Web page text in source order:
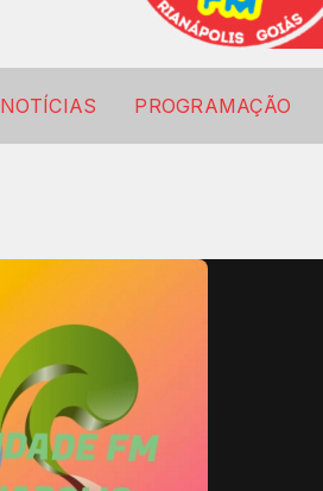
NOTÍCIAS PROGRAMAÇÃO